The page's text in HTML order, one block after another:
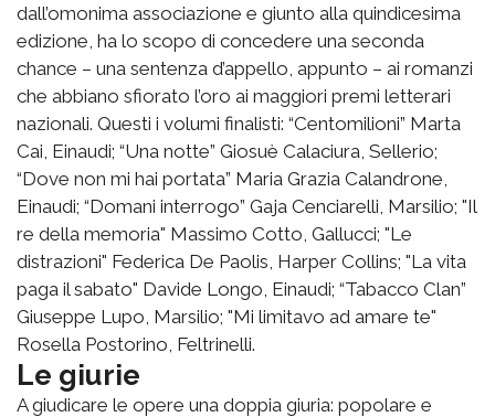
dall’omonima associazione e giunto alla quindicesima
edizione, ha lo scopo di concedere una seconda
chance – una sentenza d’appello, appunto – ai romanzi
che abbiano sfiorato l’oro ai maggiori premi letterari
nazionali. Questi i volumi finalisti: “Centomilioni” Marta
Cai, Einaudi; “Una notte” Giosuè Calaciura, Sellerio;
“Dove non mi hai portata” Maria Grazia Calandrone,
Einaudi; “Domani interrogo” Gaja Cenciarelli, Marsilio; "Il
re della memoria" Massimo Cotto, Gallucci; "Le
distrazioni" Federica De Paolis, Harper Collins; "La vita
paga il sabato" Davide Longo, Einaudi; “Tabacco Clan”
Giuseppe Lupo, Marsilio; "Mi limitavo ad amare te"
Rosella Postorino, Feltrinelli.
Le giurie
A giudicare le opere una doppia giuria: popolare e